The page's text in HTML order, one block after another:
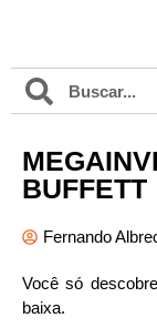
BUFFETT
Fernando
Você só
baixa.